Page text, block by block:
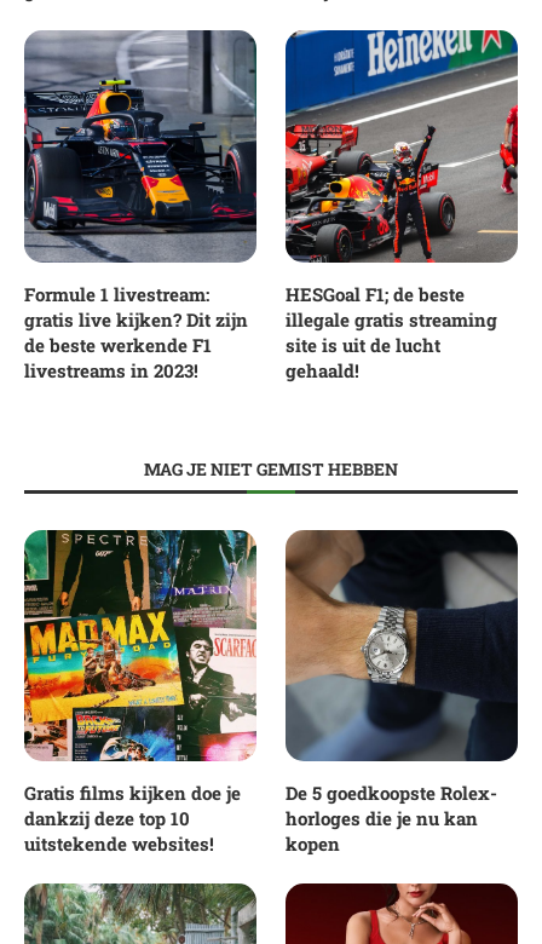
Formule 1 livestream:
gratis live kijken? Dit zijn
de beste werkende F1
livestreams in 2023!
HESGoal F1; de beste
illegale gratis streaming
site is uit de lucht
gehaald!
MAG JE NIET GEMIST HEBBEN
Gratis films kijken doe je
dankzij deze top 10
uitstekende websites!
De 5 goedkoopste Rolex-
horloges die je nu kan
kopen